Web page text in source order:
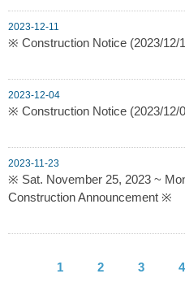
2023-12-11
※ Construction Notice (2023/12/
2023-12-04
※ Construction Notice (2023/12/
2023-11-23
※ Sat. November 25, 2023 ~
Construction Announcement ※
1 2 3 4